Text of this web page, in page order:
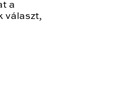
a
választ,